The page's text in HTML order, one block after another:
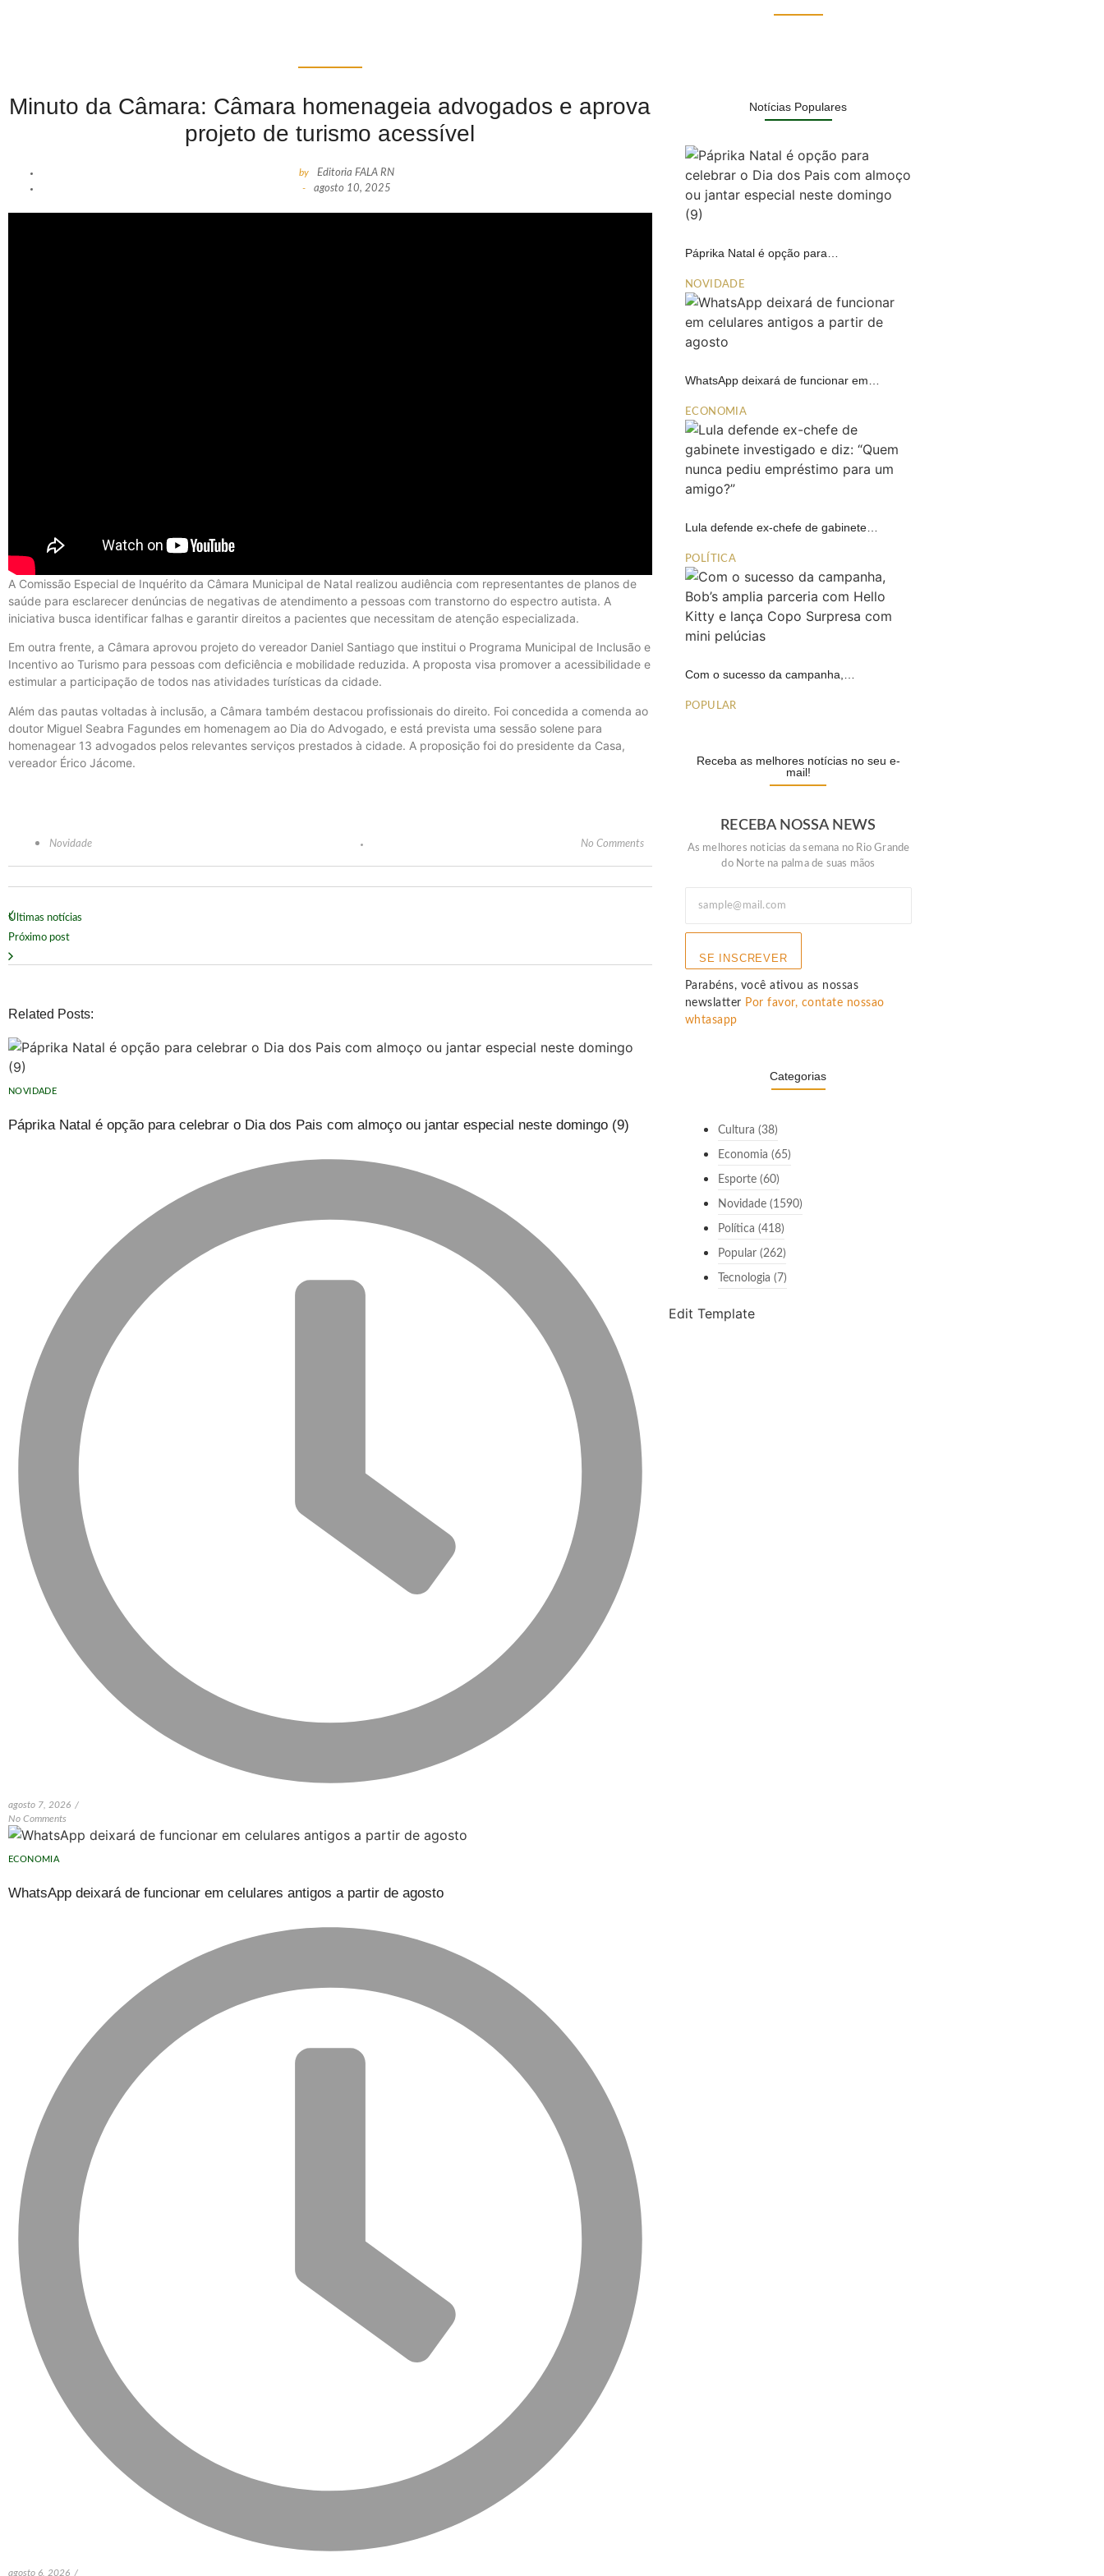
Minuto da Câmara: Câmara homenageia advogados e aprova
projeto de turismo acessível
by Editoria FALA RN
- agosto 10, 2025
A Comissão Especial de Inquérito da Câmara Municipal de Natal realizou audiência com representantes de planos de
saúde para esclarecer denúncias de negativas de atendimento a pessoas com transtorno do espectro autista. A
iniciativa busca identificar falhas e garantir direitos a pacientes que necessitam de atenção especializada.
Em outra frente, a Câmara aprovou projeto do vereador Daniel Santiago que institui o Programa Municipal de Inclusão e
Incentivo ao Turismo para pessoas com deficiência e mobilidade reduzida. A proposta visa promover a acessibilidade e
estimular a participação de todos nas atividades turísticas da cidade.
Além das pautas voltadas à inclusão, a Câmara também destacou profissionais do direito. Foi concedida a comenda ao
doutor Miguel Seabra Fagundes em homenagem ao Dia do Advogado, e está prevista uma sessão solene para
homenagear 13 advogados pelos relevantes serviços prestados à cidade. A proposição foi do presidente da Casa,
vereador Érico Jácome.
Novidade No Comments
Últimas notícias
Próximo post
Related Posts:
NOVIDADE
Páprika Natal é opção para celebrar o Dia dos Pais com almoço ou jantar especial neste domingo (9)
agosto 7, 2026 /
No Comments
ECONOMIA
WhatsApp deixará de funcionar em celulares antigos a partir de agosto
agosto 6, 2026 /
Notícias Populares
Páprika Natal é opção para…
NOVIDADE
WhatsApp deixará de funcionar em…
ECONOMIA
Lula defende ex-chefe de gabinete…
POLÍTICA
Com o sucesso da campanha,…
POPULAR
Receba as melhores notícias no seu e-
mail!
RECEBA NOSSA NEWS
As melhores noticias da semana no Rio Grande
do Norte na palma de suas mãos
SE INSCREVER
Parabéns, você ativou as nossas
newslatter Por favor, contate nossao
whtasapp
Categorias
Cultura (38)
Economia (65)
Esporte(60)
Novidade(1590)
Política (418)
Popular(262)
Tecnologia (7)
Edit Template